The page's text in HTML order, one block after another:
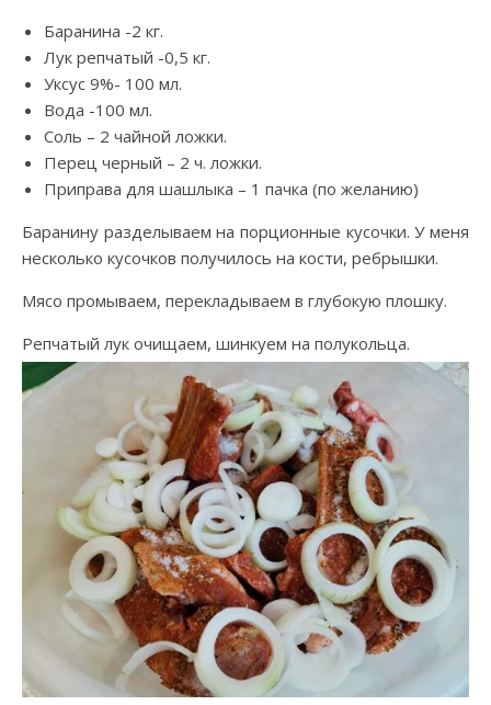
Баранина -2 кг.
Лук репчатый -0,5 кг.
Уксус 9%- 100 мл.
Вода -100 мл.
Соль – 2 чайной ложки.
Перец черный – 2 ч. ложки.
Приправа для шашлыка – 1 пачка (по желанию)
Баранину разделываем на порционные кусочки. У меня
несколько кусочков получилось на кости, ребрышки.
Мясо промываем, перекладываем в глубокую плошку.
Репчатый лук очищаем, шинкуем на полукольца.